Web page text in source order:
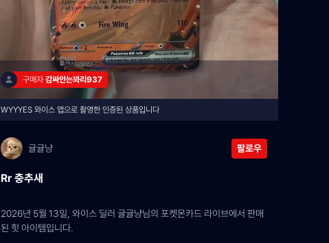
구매자 감싸안는꽈리937
WYYYES 와이스 앱으로 촬영한 인증된 상품입니다
귤귤냥 팔로우
Rr 충추새
2026년 5월 13일, 와이스 딜러 귤귤냥님의 포켓몬카드 라이브에서 판매
된 힛 아이템입니다.